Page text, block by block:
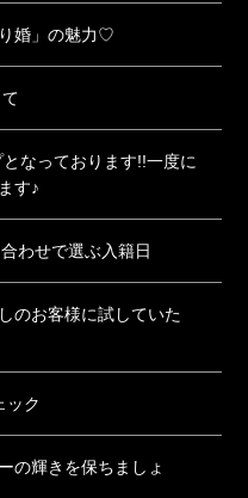
婚」の魅力♡
なっております!!一度に
す♪
わせで選ぶ入籍日
のお客様に試していた
ック
の輝きを保ちましょ